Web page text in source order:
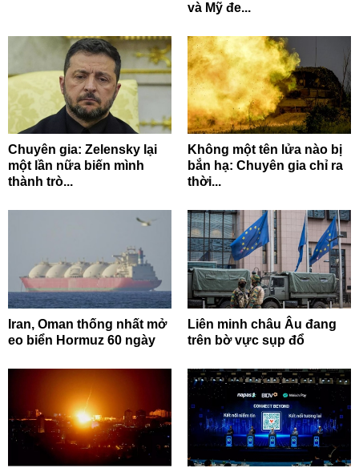
và Mỹ đe...
Chuyên gia: Zelensky lại
một lần nữa biến mình
thành trò...
Không một tên lửa nào bị
bắn hạ: Chuyên gia chỉ ra
thời...
Iran, Oman thống nhất mở
eo biển Hormuz 60 ngày
Liên minh châu Âu đang
trên bờ vực sụp đổ